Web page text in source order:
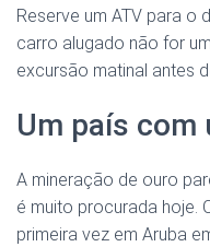
Reserve um ATV para o
carro alugado não for
excursão matinal antes
Um país
A mineração de ouro
é muito procurada hoje.
primeira vez em Aruba